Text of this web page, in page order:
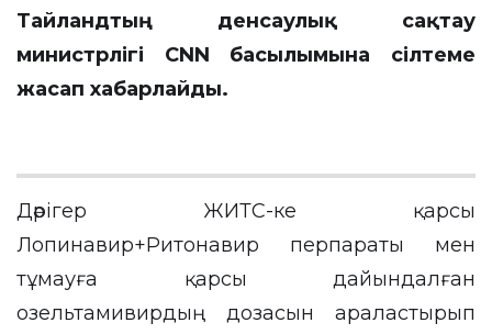
Тайландтың денсаулық сақтау
министрлігі CNN басылымына сілтеме
жасап хабарлайды.
Дәрігер ЖИТС-ке қарсы
Лопинавир+Ритонавир перпараты мен
тұмауға қарсы дайындалған
озельтамивирдың дозасын араластырып